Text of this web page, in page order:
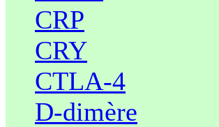
CRP
CRY
CTLA-4
D-dimère